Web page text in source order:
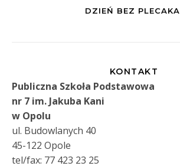
DZIEŃ BEZ PLECAKA
KONTAKT
Publiczna Szkoła Podstawowa
nr 7 im. Jakuba Kani
w Opolu
ul. Budowlanych 40
45-122 Opole
tel/fax: 77 423 23 25